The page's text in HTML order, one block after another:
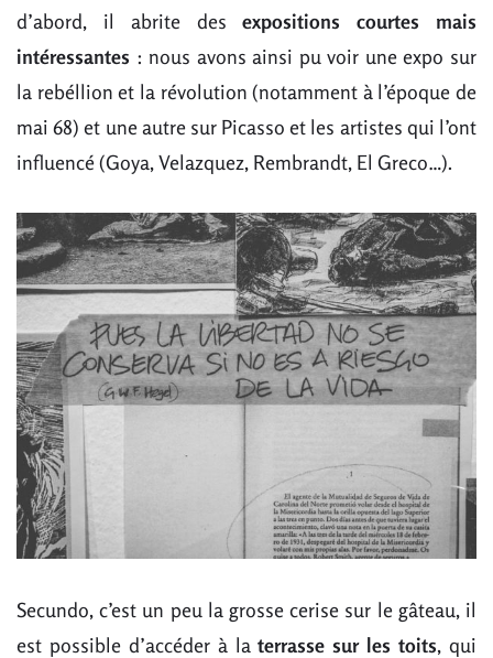
d’abord, il abrite desexpositions courtes mais
intéressantes : nous avons ainsi pu voir une expo sur
la rebéllion et la révolution (notamment à l’époque de
mai 68) et une autre sur Picasso et les artistes qui l’ont
influencé (Goya, Velazquez, Rembrandt, El Greco…).
Secundo, c’est un peu la grosse cerise sur le gâteau, il
est possible d’accéder à laterrasse sur les toits, qui